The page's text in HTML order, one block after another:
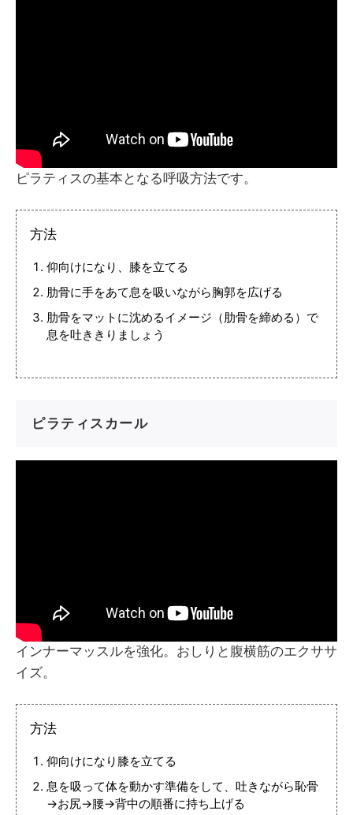
ピラティスの基本となる呼吸方法です。
方法
仰向けになり、膝を立てる
肋骨に手をあて息を吸いながら胸郭を広げる
肋骨をマットに沈めるイメージ（肋骨を締める）で
息を吐ききりましょう
ピラティスカール
インナーマッスルを強化。おしりと腹横筋のエクササ
イズ。
方法
仰向けになり膝を立てる
息を吸って体を動かす準備をして、吐きながら恥骨
→お尻→腰→背中の順番に持ち上げる